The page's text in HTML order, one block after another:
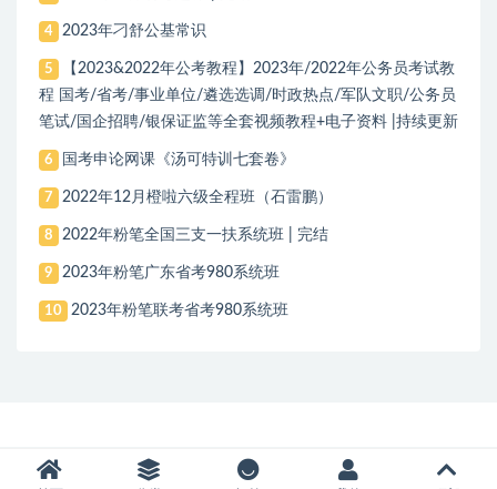
4 2023年刁舒公基常识
5
【2023&2022年公考教程】2023年/2022年公务员考试教
程 国考/省考/事业单位/遴选选调/时政热点/军队文职/公务员
笔试/国企招聘/银保证监等全套视频教程+电子资料 |持续更新
6 国考申论网课《汤可特训七套卷》
7 2022年12月橙啦六级全程班（石雷鹏）
8 2022年粉笔全国三支一扶系统班 | 完结
9 2023年粉笔广东省考980系统班
10 2023年粉笔联考省考980系统班